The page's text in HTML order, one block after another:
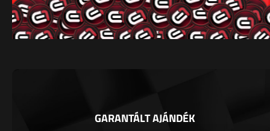
GARANTÁLT AJÁNDÉK